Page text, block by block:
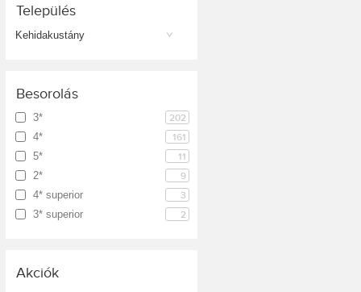
Település
Kehidakustány
Besorolás
3*
202
4*
161
5*
11
2*
9
4* superior
3
3* superior
2
Akciók